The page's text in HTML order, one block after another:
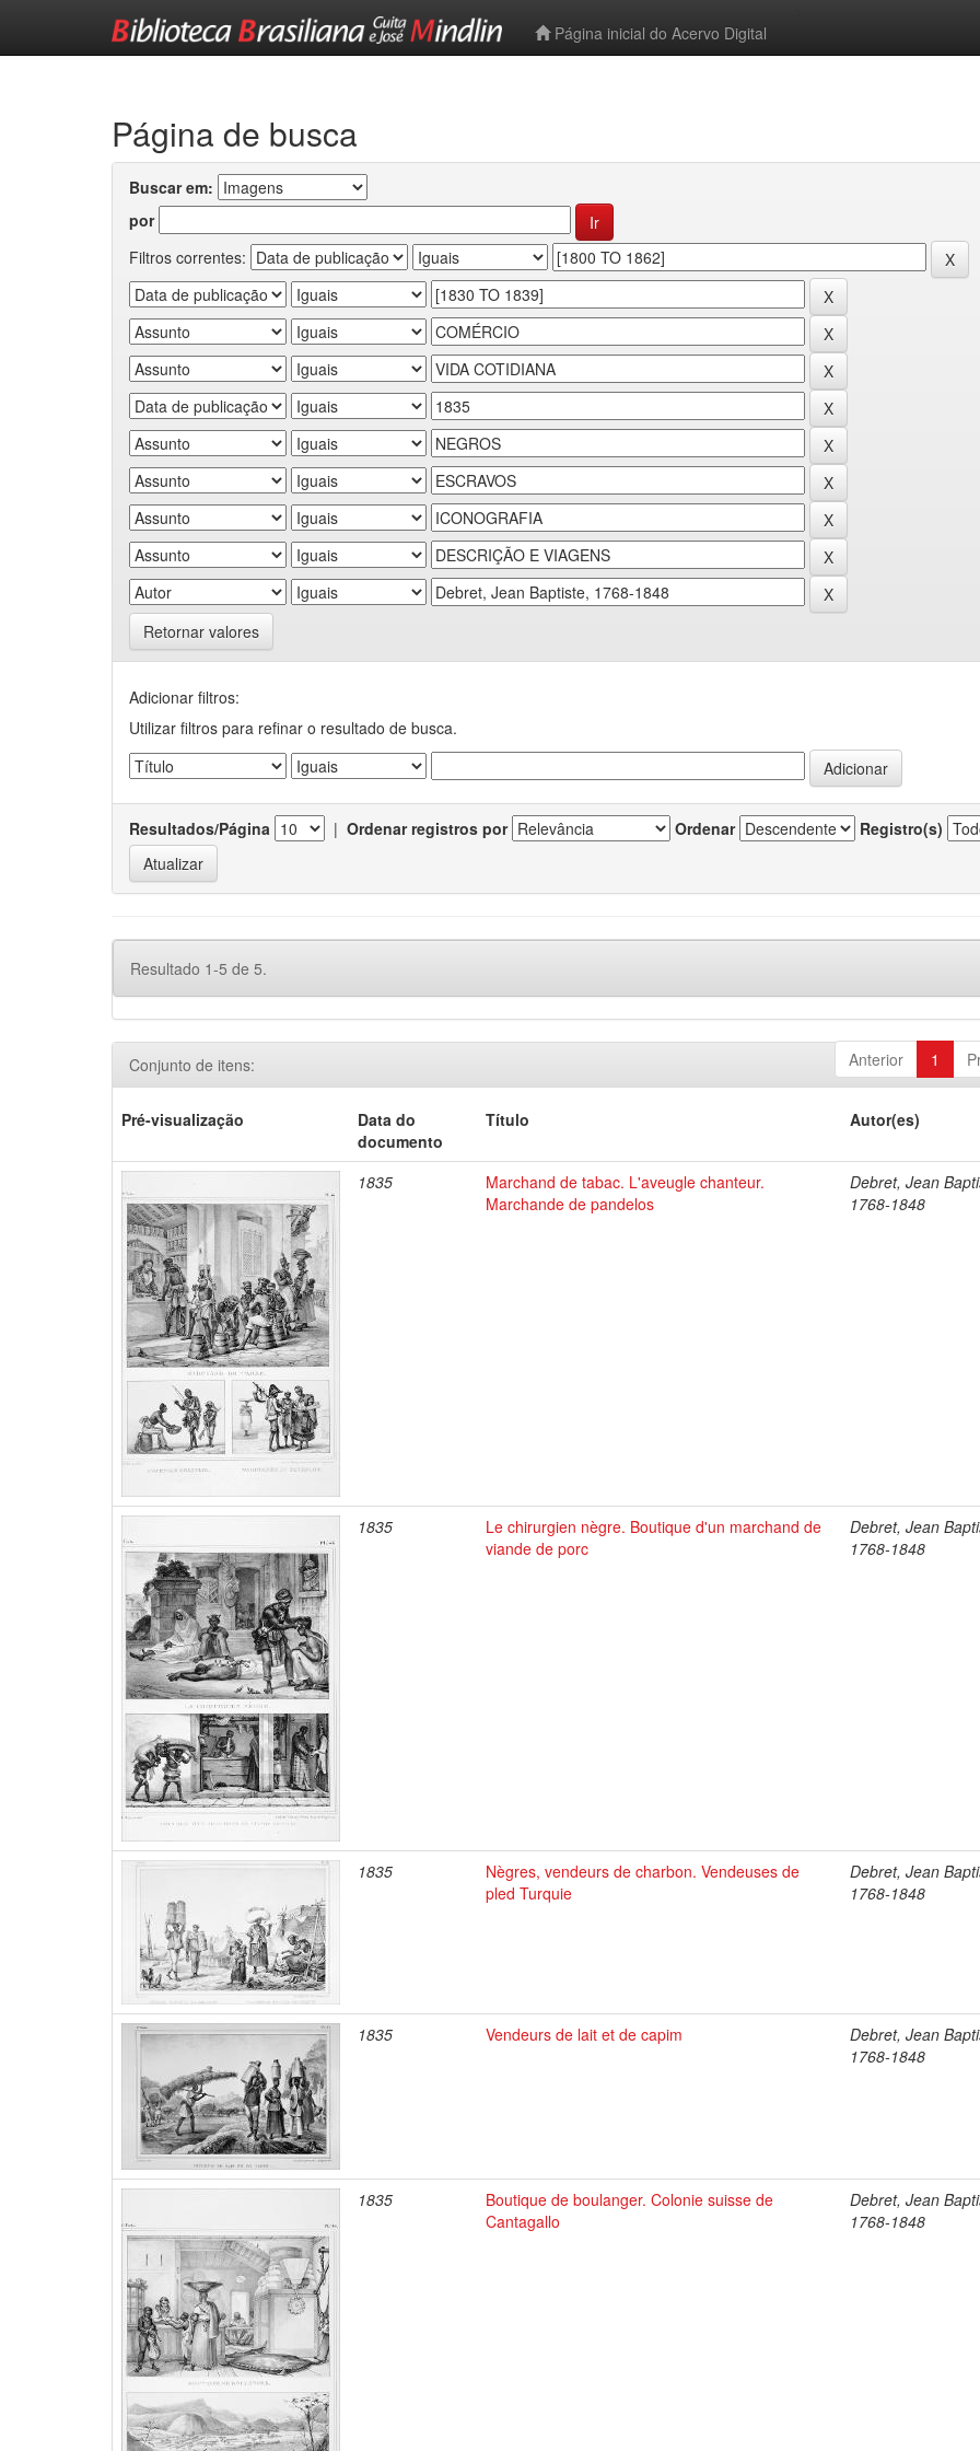
Página inicial do Acervo Digital
Página de busca
Buscar em:
por
Filtros correntes:
Retornar valores
Adicionar filtros:
Utilizar filtros para refinar o resultado de busca.
Resultados/Página | Ordenar registros por Ordenar Registro(s)
Resultado 1-5 de 5.
Anterior 1
Conjunto de itens:
Pré-visualização
Data do
documento
Título Autor(es)
1835
Marchand de tabac. L'aveugle chanteur.
Marchande de pandelos
Debret, Jean
1768-1848
1835
Le chirurgien nègre. Boutique d'un marchand de
viande de porc
Debret, Jean
1768-1848
1835
Nègres, vendeurs de charbon. Vendeuses de
pled Turquie
Debret, Jean
1768-1848
1835 Vendeurs de lait et de capim
Debret, Jean
1768-1848
1835
Boutique de boulanger. Colonie suisse de
Cantagallo
Debret, Jean
1768-1848